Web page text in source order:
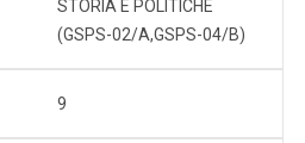
STORIA E POLITICHE
(GSPS-02/A,GSPS-04/B)
9